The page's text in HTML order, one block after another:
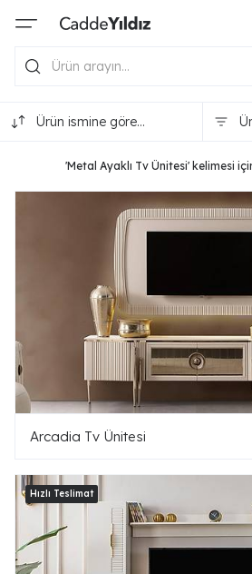
Ürün ismine göre
'Metal Ayaklı Tv Ünitesi' kelimesi
Arcadia Tv Ünitesi